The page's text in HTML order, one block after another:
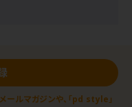
ールマガジンや、「pd style」